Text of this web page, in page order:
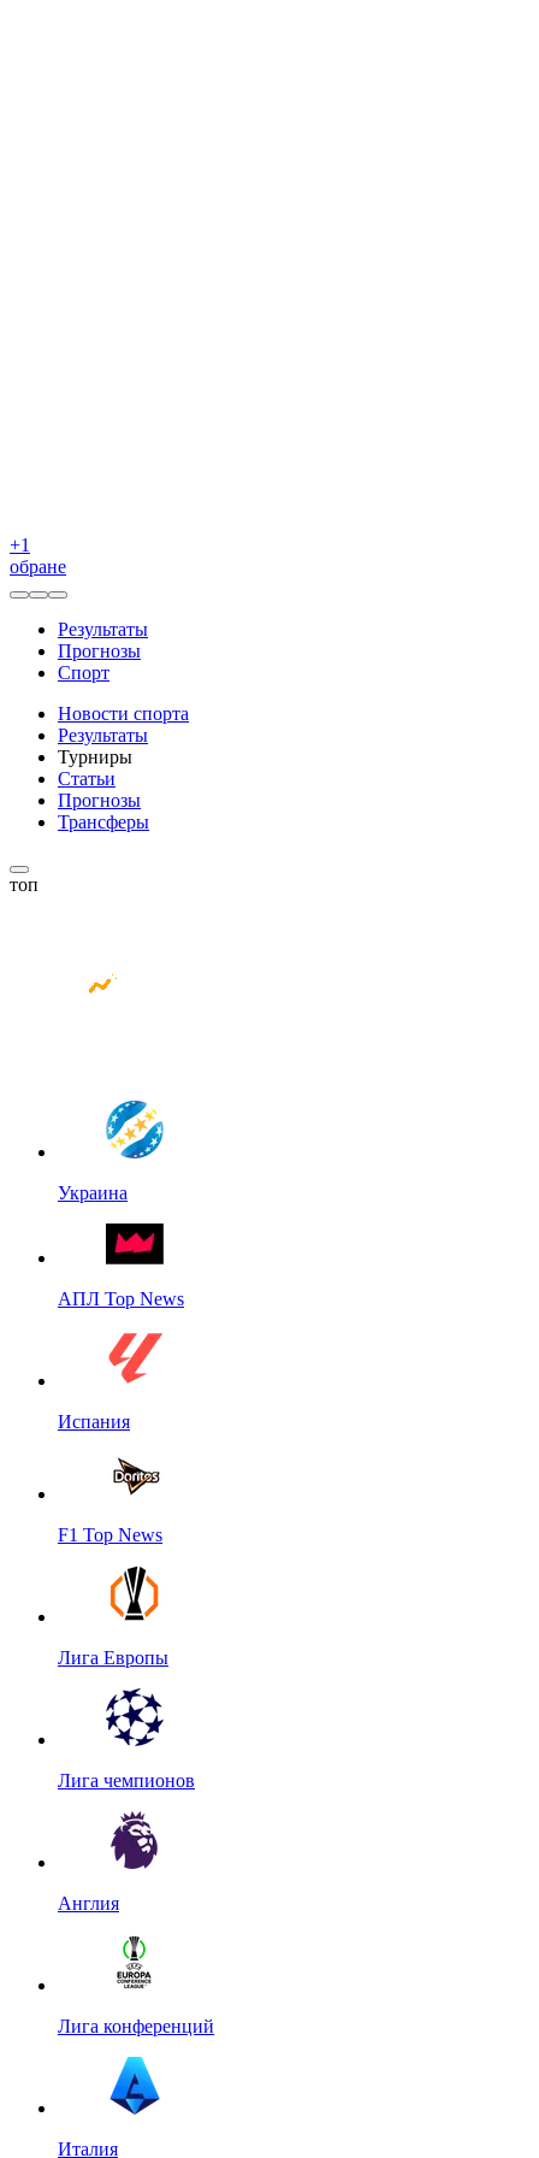
+1
обране
Результаты
Прогнозы
Спорт
Новости спорта
Результаты
Турниры
Статьи
Прогнозы
Трансферы
топ
Украина
АПЛ Top News
Испания
F1 Top News
Лига Европы
Лига чемпионов
Англия
Лига конференций
Италия